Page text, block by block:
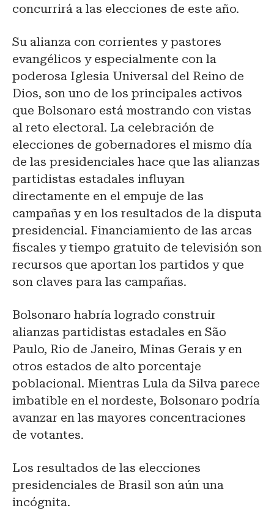
concurrirá a las elecciones de este año.
Su alianza con corrientes y pastores
evangélicos y especialmente con la
poderosa Iglesia Universal del Reino de
Dios, son uno de los principales activos
que Bolsonaro está mostrando con vistas
al reto electoral. La celebración de
elecciones de gobernadores el mismo día
de las presidenciales hace que las alianzas
partidistas estadales influyan
directamente en el empuje de las
campañas y en los resultados de la disputa
presidencial. Financiamiento de las arcas
fiscales y tiempo gratuito de televisión son
recursos que aportan los partidos y que
son claves para las campañas.
Bolsonaro habría logrado construir
alianzas partidistas estadales en São
Paulo, Rio de Janeiro, Minas Gerais y en
otros estados de alto porcentaje
poblacional. Mientras Lula da Silva parece
imbatible en el nordeste, Bolsonaro podría
avanzar en las mayores concentraciones
de votantes.
Los resultados de las elecciones
presidenciales de Brasil son aún una
incógnita.